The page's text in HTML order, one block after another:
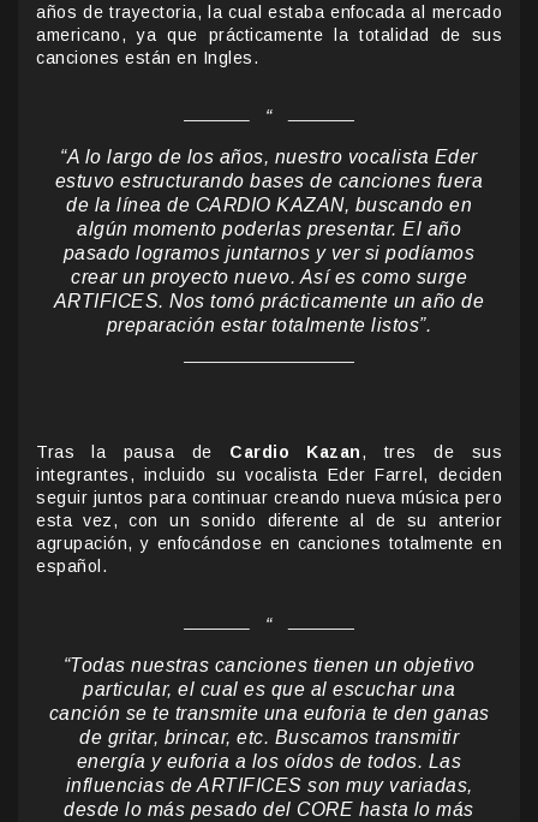
años de trayectoria, la cual estaba enfocada al mercado
americano, ya que prácticamente la totalidad de sus
canciones están en Ingles.
“A lo largo de los años, nuestro vocalista Eder
estuvo estructurando bases de canciones fuera
de la línea de CARDIO KAZAN, buscando en
algún momento poderlas presentar. El año
pasado logramos juntarnos y ver si podíamos
crear un proyecto nuevo. Así es como surge
ARTIFICES. Nos tomó prácticamente un año de
preparación estar totalmente listos”.
Tras la pausa de Cardio Kazan, tres de sus
integrantes, incluido su vocalista Eder Farrel, deciden
seguir juntos para continuar creando nueva música pero
esta vez, con un sonido diferente al de su anterior
agrupación, y enfocándose en canciones totalmente en
español.
“Todas nuestras canciones tienen un objetivo
particular, el cual es que al escuchar una
canción se te transmite una euforia te den ganas
de gritar, brincar, etc. Buscamos transmitir
energía y euforia a los oídos de todos. Las
influencias de ARTIFICES son muy variadas,
desde lo más pesado del CORE hasta lo más